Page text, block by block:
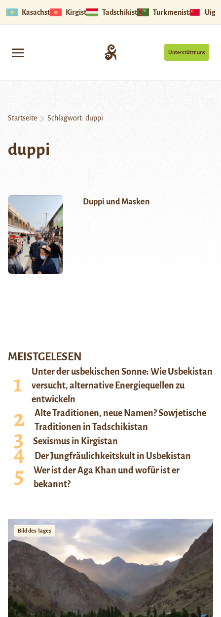
Kasachstan Kirgistan Tadschikistan Turkmenistan
Unterstützt uns
Startseite Schlagwort: duppi
duppi
Duppi und Masken
MEISTGELESEN
Unter der usbekischen Sonne: Wie Usbekistan
versucht, alternative Energiequellen zu
entwickeln
Alte Traditionen, neue Namen? Sowjetische
Traditionen in Tadschikistan
Sexismus in Kirgistan
Der Jungfräulichkeitskult in Usbekistan
Wer ist der Aga Khan und wofür ist er
bekannt?
Bild des Tages